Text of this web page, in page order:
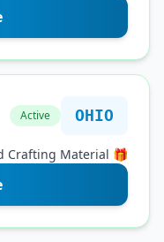
Copy Code
Active
Copy Code